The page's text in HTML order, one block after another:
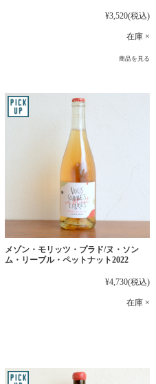
¥3,520(税込)
在庫 ×
商品を見る
メゾン・モリッツ・プラド/ヌ・ソン
ム・リーブル・ペットナット2022
¥4,730(税込)
在庫 ×